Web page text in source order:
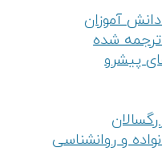
آموزان
شده
پیشرو
و روانشناسی